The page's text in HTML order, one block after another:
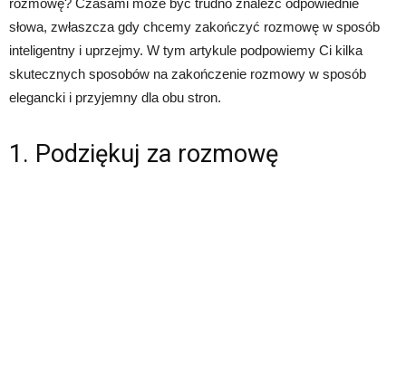
rozmowę? Czasami może być trudno znaleźć odpowiednie
słowa, zwłaszcza gdy chcemy zakończyć rozmowę w sposób
inteligentny i uprzejmy. W tym artykule podpowiemy Ci kilka
skutecznych sposobów na zakończenie rozmowy w sposób
elegancki i przyjemny dla obu stron.
1. Podziękuj za rozmowę